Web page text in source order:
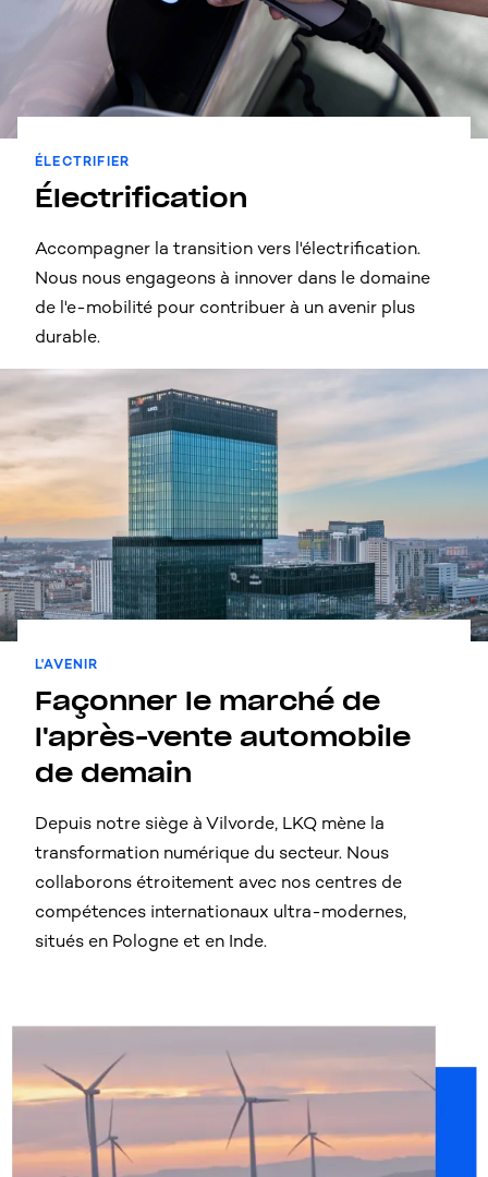
ÉLECTRIFIER
Électrification
Accompagner la transition vers l'électrification.
Nous nous engageons à innover dans le domaine
de l'e-mobilité pour contribuer à un avenir plus
durable.
L'AVENIR
Façonner le marché de
l'après-vente automobile
de demain
Depuis notre siège à Vilvorde, LKQ mène la
transformation numérique du secteur. Nous
collaborons étroitement avec nos centres de
compétences internationaux ultra-modernes,
situés en Pologne et en Inde.